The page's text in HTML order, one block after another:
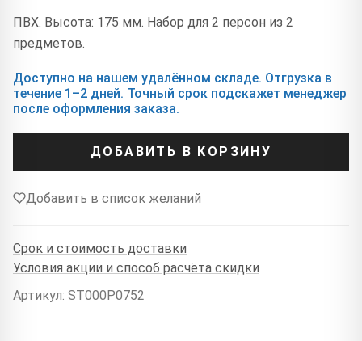
ПВХ. Высота: 175 мм. Набор для 2 персон из 2
предметов.
Доступно на нашем удалённом складе. Отгрузка в
течение 1–2 дней. Точный срок подскажет менеджер
после оформления заказа.
ДОБАВИТЬ В КОРЗИНУ
Добавить в список желаний
Срок и стоимость доставки
Условия акции и способ расчёта скидки
Артикул: ST000P0752